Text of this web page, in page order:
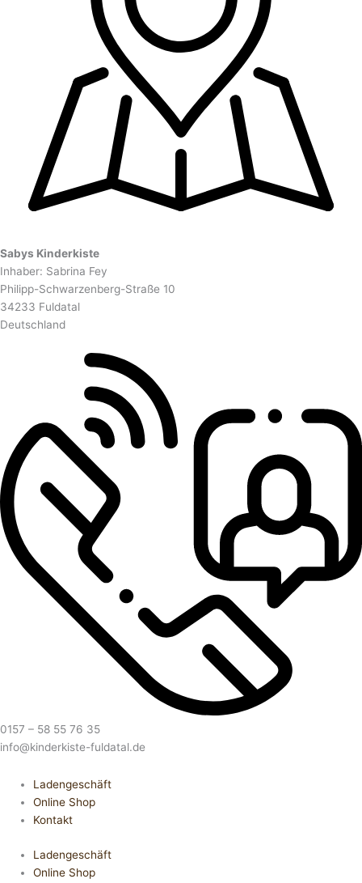
Sabys Kinderkiste
Inhaber: Sabrina Fey
Philipp-Schwarzenberg-Straße 10
34233 Fuldatal
Deutschland
0157 – 58 55 76 35
info@kinderkiste-fuldatal.de
Ladengeschäft
Online Shop
Kontakt
Ladengeschäft
Online Shop